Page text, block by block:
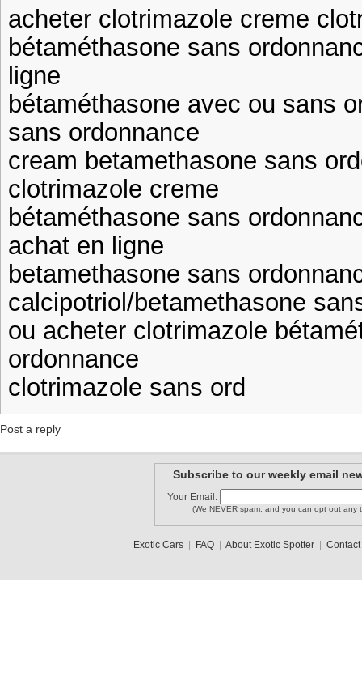
acheter clotrimazole creme
bétaméthasone sans
ligne
bétaméthasone avec ou sans
sans ordonnance
cream betamethasone sans
clotrimazole creme
bétaméthasone sans
achat en ligne
betamethasone sans
calcipotriol/betamethasone
ou acheter clotrimazole
ordonnance
clotrimazole sans ord
Post a reply
Subscribe to our weekly email
Your Email:
(We NEVER spam, and you can opt out any
Exotic Cars| FAQ| About Exotic Spotter| Contact